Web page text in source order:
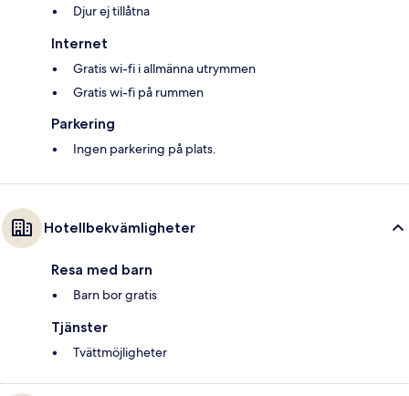
Djur ej tillåtna
Internet
Gratis wi-fi i allmänna utrymmen
Gratis wi-fi på rummen
Parkering
Ingen parkering på plats.
Hotellbekvämligheter
Resa med barn
Barn bor gratis
Tjänster
Tvättmöjligheter